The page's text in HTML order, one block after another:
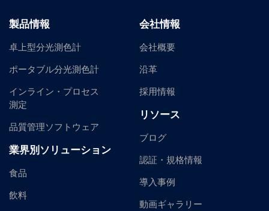
製品情報
卓上型分光測色計
ポータブル分光測色計
インライン・プロセス
測定
品質管理ソフトウェア
業界別ソリューション
食品
飲料
会社情報
会社概要
沿革
採用情報
リソース
ブログ
認証・規格情報
導入事例
動画ギャラリー